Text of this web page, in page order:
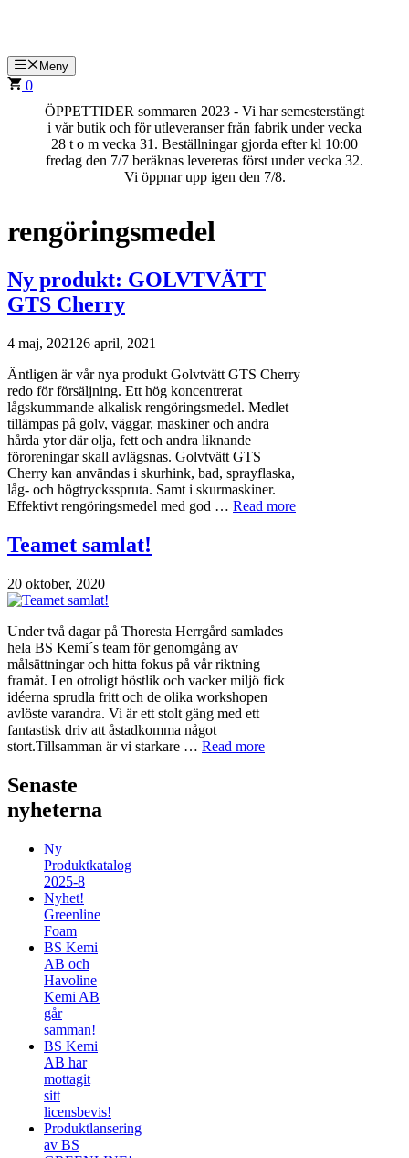
Meny
0
ÖPPETTIDER sommaren 2023 - Vi har semesterstängt
i vår butik och för utleveranser från fabrik under vecka
28 t o m vecka 31. Beställningar gjorda efter kl 10:00
fredag den 7/7 beräknas levereras först under vecka 32.
Vi öppnar upp igen den 7/8.
rengöringsmedel
Ny produkt: GOLVTVÄTT
GTS Cherry
4 maj, 2021 26 april, 2021
Äntligen är vår nya produkt Golvtvätt GTS Cherry
redo för försäljning. Ett hög koncentrerat
lågskummande alkalisk rengöringsmedel. Medlet
tillämpas på golv, väggar, maskiner och andra
hårda ytor där olja, fett och andra liknande
föroreningar skall avlägsnas. Golvtvätt GTS
Cherry kan användas i skurhink, bad, sprayflaska,
låg- och högtrycksspruta. Samt i skurmaskiner.
Effektivt rengöringsmedel med god … Read more
Teamet samlat!
20 oktober, 2020
Under två dagar på Thoresta Herrgård samlades
hela BS Kemi´s team för genomgång av
målsättningar och hitta fokus på vår riktning
framåt. I en otroligt höstlik och vacker miljö fick
idéerna sprudla fritt och de olika workshopen
avlöste varandra. Vi är ett stolt gäng med ett
fantastisk driv att åstadkomma något
stort.Tillsamman är vi starkare … Read more
Senaste
nyheterna
Ny
Produktkatalog
2025-8
Nyhet!
Greenline
Foam
BS Kemi
AB och
Havoline
Kemi AB
går
samman!
BS Kemi
AB har
mottagit
sitt
licensbevis!
Produktlansering
av BS